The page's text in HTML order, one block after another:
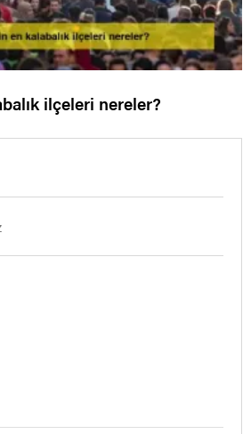
ilçeleri nereler?